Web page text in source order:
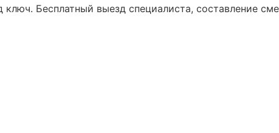
Бесплатный выезд специалиста, составление